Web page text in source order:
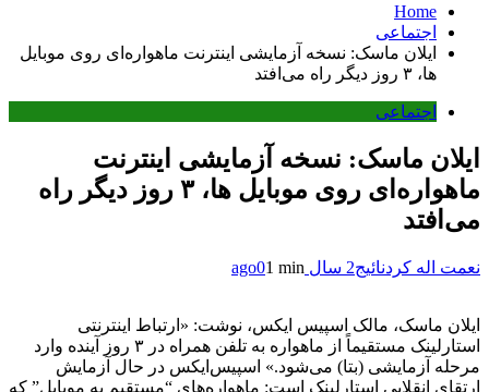
Home
اجتماعی
ایلان ماسک: نسخه آزمایشی اینترنت ماهواره‌ای روی موبایل
ها، ۳ روز دیگر راه می‌افتد
اجتماعی
ایلان ماسک: نسخه آزمایشی اینترنت
ماهواره‌ای روی موبایل ها، ۳ روز دیگر راه
می‌افتد
نعمت اله کردنائیج2 سال ago 01 min
ایلان ماسک، مالک اسپیس ایکس، نوشت: «ارتباط اینترنتی
استارلینک مستقیماً از ماهواره به تلفن همراه در ۳ روز آینده وارد
مرحله آزمایشی (بتا) می‌شود.» اسپیس‌ایکس در حال آزمایش
ارتقای انقلابی استارلینک است: ماهواره‌های “مستقیم به موبایل” که